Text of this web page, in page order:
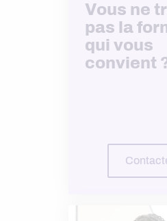
Vous ne
pas la
qui vous
convient